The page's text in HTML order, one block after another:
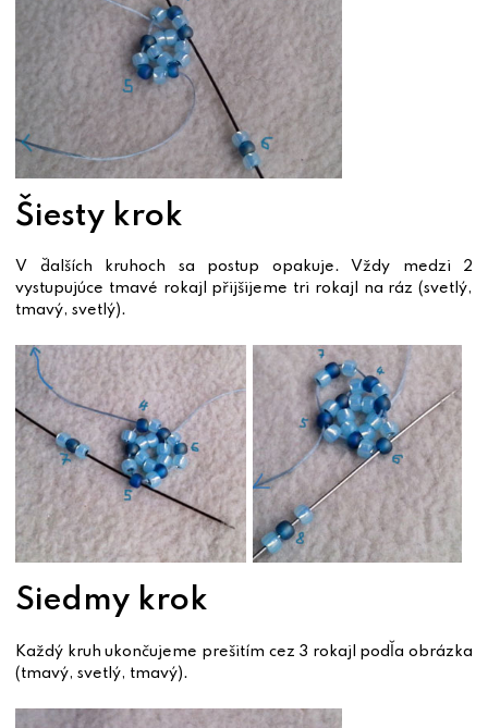
Šiesty krok
V ďalších kruhoch sa postup opakuje. Vždy medzi 2
vystupujúce tmavé rokajl přijšijeme tri rokajl na ráz (svetlý,
tmavý, svetlý).
Siedmy krok
Každý kruh ukončujeme prešitím cez 3 rokajl podľa obrázka
(tmavý, svetlý, tmavý).